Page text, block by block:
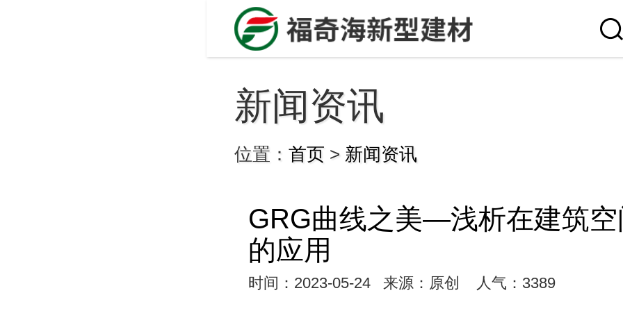
新闻资讯
位置： 首页 > 新闻资讯
GRG曲线之美—浅析在建筑空
的应用
时间：2023-05-24 来源：原创 人气：3389